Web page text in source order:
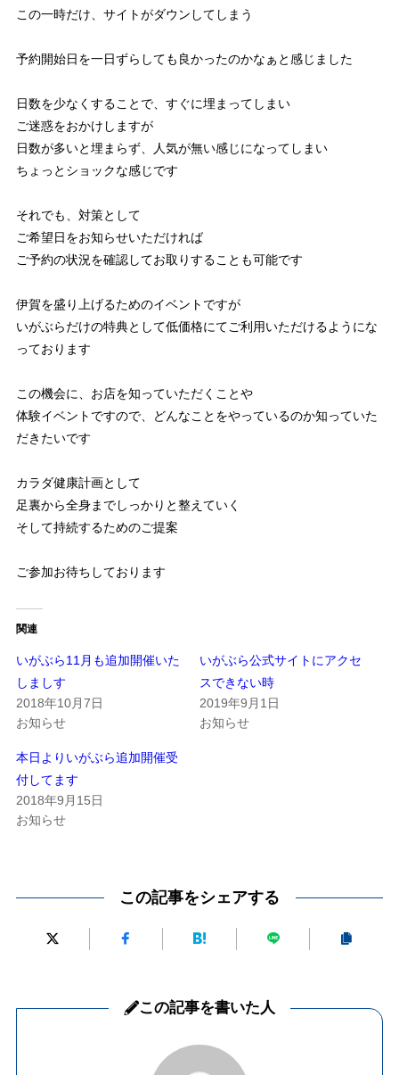
この一時だけ、サイトがダウンしてしまう
予約開始日を一日ずらしても良かったのかなぁと感じました
日数を少なくすることで、すぐに埋まってしまい
ご迷惑をおかけしますが
日数が多いと埋まらず、人気が無い感じになってしまい
ちょっとショックな感じです
それでも、対策として
ご希望日をお知らせいただければ
ご予約の状況を確認してお取りすることも可能です
伊賀を盛り上げるためのイベントですが
いがぶらだけの特典として低価格にてご利用いただけるようにな
っております
この機会に、お店を知っていただくことや
体験イベントですので、どんなことをやっているのか知っていた
だきたいです
カラダ健康計画として
足裏から全身までしっかりと整えていく
そして持続するためのご提案
ご参加お待ちしております
関連
いがぶら11月も追加開催いた
しましす
2018年10月7日
お知らせ
いがぶら公式サイトにアクセ
スできない時
2019年9月1日
お知らせ
本日よりいがぶら追加開催受
付してます
2018年9月15日
お知らせ
この記事をシェアする
この記事を書いた人